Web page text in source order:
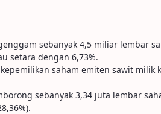
sebanyak 4,5 miliar lembar
setara dengan 6,73%.
saham emiten sawit milik
sebanyak 3,34 juta lembar